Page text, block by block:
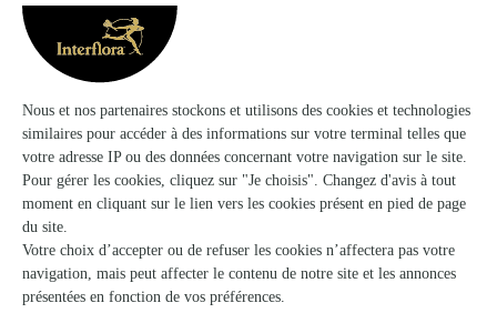
Pecquencourt
★4.7 (54)
13-15, rue Gustave Coliez